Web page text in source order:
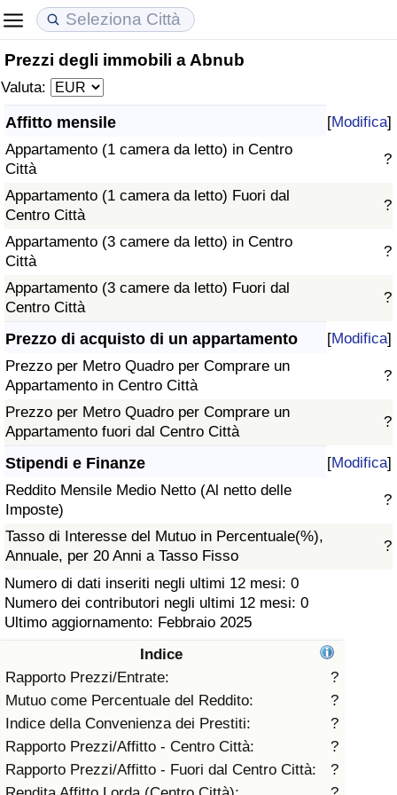
Prezzi degli immobili a Abnub
Valuta:
Affitto mensile [Modifica]
Appartamento (1 camera da letto) in Centro
Città
?
Appartamento (1 camera da letto) Fuori dal
Centro Città
?
Appartamento (3 camere da letto) in Centro
Città
?
Appartamento (3 camere da letto) Fuori dal
Centro Città
?
Prezzo di acquisto di un appartamento [Modifica]
Prezzo per Metro Quadro per Comprare un
Appartamento in Centro Città
?
Prezzo per Metro Quadro per Comprare un
Appartamento fuori dal Centro Città
?
Stipendi e Finanze [Modifica]
Reddito Mensile Medio Netto (Al netto delle
Imposte)
?
Tasso di Interesse del Mutuo in Percentuale(%),
Annuale, per 20 Anni a Tasso Fisso
?
Numero di dati inseriti negli ultimi 12 mesi: 0
Numero dei contributori negli ultimi 12 mesi: 0
Ultimo aggiornamento: Febbraio 2025
Indice
Rapporto Prezzi/Entrate:
?
Mutuo come Percentuale del Reddito:
?
Indice della Convenienza dei Prestiti:
?
Rapporto Prezzi/Affitto - Centro Città:
?
Rapporto Prezzi/Affitto - Fuori dal Centro Città:
?
Costo della vita
Indice Del Costo Della Vita (corrente)
Indice Del Costo Della Vita
Indice del Costo della Vita per Nazione
ad Aqaba
Prezzi degli immobili
Indice del Prezzo delle Case (Corrente)
Indice del Prezzo delle Case
Indice del Prezzo delle Case per Nazione
Qualità della Vita
Indice della Qualità della Vita
Indice della Qualità della Vita (Corrente)
Indice della qualità della vita per Paese
Criminalità
Indice del Tasso di Criminalità (Corrente)
Indice della Criminalità
Indice di criminalità per paese
Assistenza Sanitaria
Indice dell’Assistenza Sanitaria (Corrente)
Indice dell’Assistenza Sanitaria
Indice dell’Assistenza Sanitaria per
Nazione
Inquinamento
Indice dell’Inquinamento (Corrente)
Indice di inquinamento
Indice dell’Inquinamento per Nazione